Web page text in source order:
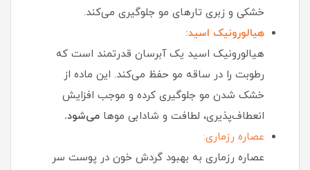
خشکی و زبری تارهای مو جلوگیری می‌کند.
هیالورونیک اسید:
هیالورونیک اسید یک آبرسان قدرتمند است که
رطوبت را در ساقه مو حفظ می‌کند. این ماده از
خشک شدن مو جلوگیری کرده و موجب افزایش
انعطاف‌پذیری، لطافت و شادابی موها می‌شود.
عصاره رزماری:
عصاره رزماری به بهبود گردش خون در پوست سر